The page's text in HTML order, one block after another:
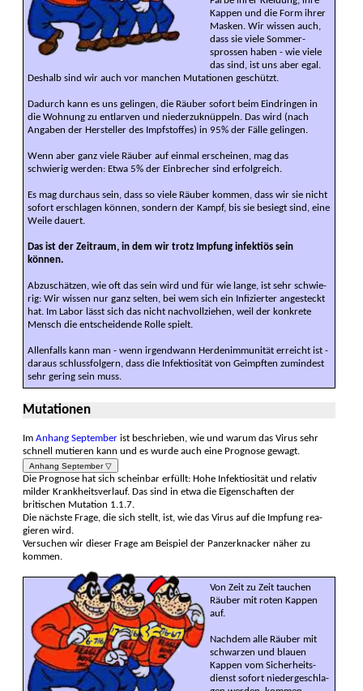
Kappen und die Form ihrer
Masken. Wir wissen auch,
dass sie viele Sommer­
sprossen haben - wie viele
das sind, ist uns aber egal.
Deshalb sind wir auch vor man­chen Muta­tionen geschützt.
Dadurch kann es uns ge­lingen, die Räuber sofort beim Ein­dringen in
die Wohnung zu ent­larven und nieder­zuknüppeln. Das wird (nach
Angaben der Hersteller des Impf­stoffes) in 95% der Fälle ge­lingen.
Wenn aber ganz viele Räuber auf ein­mal er­scheinen, mag das
schwierig werden: Etwa 5% der Ein­brecher sind erfolg­reich.
Es mag durch­aus sein, dass so viele Räuber kommen, dass wir sie nicht
sofort er­schlagen können, sondern der Kampf, bis sie besiegt sind, eine
Weile dauert.
Das ist der Zeit­raum, in dem wir trotz Impfung infek­tiös sein
können.
Abzuschätzen, wie oft das sein wird und für wie lange, ist sehr schwie­
rig: Wir wissen nur ganz selten, bei wem sich ein In­fizier­ter ange­steckt
hat. Im Labor lässt sich das nicht nach­voll­ziehen, weil der konkrete
Mensch die ent­scheiden­de Rolle spielt.
Allenfalls kann man - wenn irgend­wann Herden­immunität er­reicht ist -
daraus schluss­folgern, dass die Infek­tiosität von Geimpften zumindest
sehr gering sein muss.
Mutationen
Im Anhang September ist beschrie­ben, wie und warum das Virus sehr
schnell mu­tieren kann und es wurde auch eine Pro­gnose gewagt.
Anhang September ▽
Die Prognose hat sich schein­bar erfüllt: Hohe Infek­tiosi­tät und relativ
milder Krank­heits­verlauf. Das sind in etwa die Eigen­schaften der
britischen Mutation 1.1.7.
Die nächste Frage, die sich stellt, ist, wie das Virus auf die Impfung rea­
gieren wird.
Versuchen wir dieser Frage am Beispiel der Panzer­knacker näher zu
kommen.
Von Zeit zu Zeit tauchen
Räuber mit roten Kappen
auf.
Nachdem alle Räuber mit
schwarzen und blauen
Kappen vom Sicher­heits­
dienst sofort nieder­ge­schla­